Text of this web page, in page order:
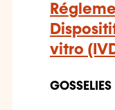
vitro
GOSSELIES